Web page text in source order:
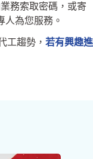
務索取密碼，或寄
人為您服務。
工趨勢， 若有興趣進